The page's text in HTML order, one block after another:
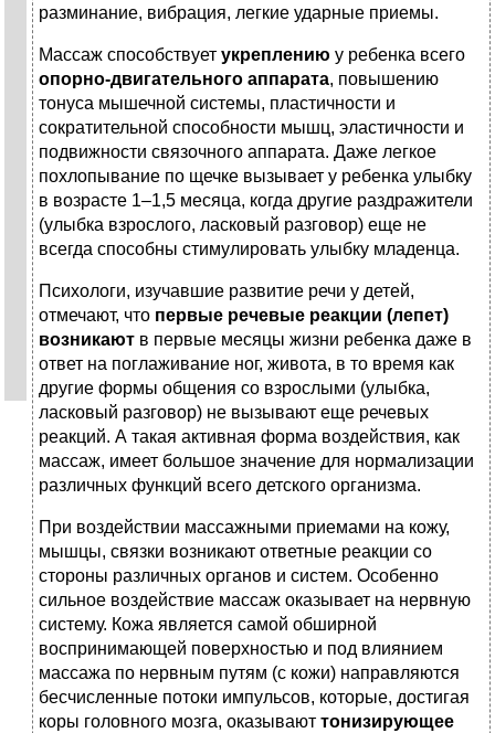
разминание, вибрация, легкие ударные приемы.
Массаж способствует укреплению у ребенка всего
опорно-двигательного аппарата, повышению
тонуса мышечной системы, пластичности и
сократительной способности мышц, эластичности и
подвижности связочного аппарата. Даже легкое
похлопывание по щечке вызывает у ребенка улыбку
в возрасте 1–1,5 месяца, когда другие раздражители
(улыбка взрослого, ласковый разговор) еще не
всегда способны стимулировать улыбку младенца.
Психологи, изучавшие развитие речи у детей,
отмечают, что первые речевые реакции (лепет)
возникают в первые месяцы жизни ребенка даже в
ответ на поглаживание ног, живота, в то время как
другие формы общения со взрослыми (улыбка,
ласковый разговор) не вызывают еще речевых
реакций. А такая активная форма воздействия, как
массаж, имеет большое значение для нормализации
различных функций всего детского организма.
При воздействии массажными приемами на кожу,
мышцы, связки возникают ответные реакции со
стороны различных органов и систем. Особенно
сильное воздействие массаж оказывает на нервную
систему. Кожа является самой обширной
воспринимающей поверхностью и под влиянием
массажа по нервным путям (с кожи) направляются
бесчисленные потоки импульсов, которые, достигая
коры головного мозга, оказывают тонизирующее